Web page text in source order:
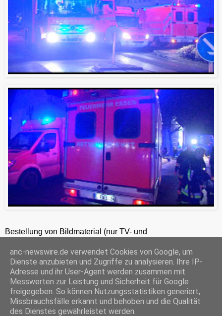
Bestellung von Bildmaterial (nur TV- und
ANC-NEWS-TELEVISION GmbH, Kruppstraße 82 – 100, 45145 Essen, HRB 12411, Amtsgericht Essen, Geschäftsführer: C. Anhuth
C
o
p
y
L
i
E
m
a
i
l
W
h
a
t
s
A
P
r
i
n
F
S
h
a
r
e
‹ Startseite
anc-newswire.de verwendet Cookies von Google, um
Dienste anzubieten und Zugriffe zu analysieren. Ihre IP-
Adresse und ihr User-Agent werden zusammen mit
Messwerten zur Leistung und Sicherheit für Google
freigegeben. So können Nutzungsstatistiken generiert,
Missbrauchsfälle erkannt und behoben und die Qualität
des Dienstes gewährleistet werden.